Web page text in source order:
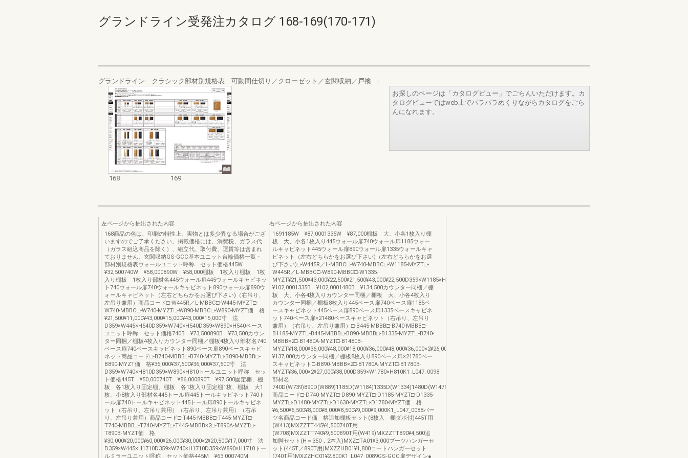
グランドライン受発注カタログ 168-169(170-171)
グランドライン クラシック部材別規格表 可動間仕切り／クローゼット／玄関収納／戸襖
168 169
お探しのページは「カタログビュー」でごらんいただけます。カ
タログビューではweb上でパラパラめくりながらカタログをごら
んになれます。
左ページから抽出された内容
168商品の色は、印刷の特性上、実物とは多少異なる場合がござ
いますのでご了承ください。掲載価格には、消費税、ガラス代
（ガラス組込商品を除く）、組立代、取付費、運賃等は含まれ
ておりません。玄関収納GS-GCC基本ユニット台輪価格一覧・
部材別規格表ウォールユニット呼称 セット価格445W
¥32,500740W ¥58,000890W ¥58,000棚板 1枚入り棚板 1枚
入り棚板 1枚入り部材名445ウォール扉445ウォールキャビネッ
ト740ウォール扉740ウォールキャビネット890ウォール扉890ウ
ォールキャビネット（左右どちらかをお選び下さい)（右吊り、
左吊り兼用）商品コード□-W445R／L-MBBC□-W445-MYZT□-
W740-MBBC□-W740-MYZT□-W890-MBBC□-W890-MYZT価 格
¥21,500¥11,000¥43,000¥15,000¥43,000¥15,000寸 法
D359×W445×H540D359×W740×H540D359×W890×H540ベース
ユニット呼称 セット価格740B ¥73,500890B ¥73,500カウン
ター同梱／棚板4枚入りカウンター同梱／棚板4枚入り部材名740
ベース扉740ベースキャビネット890ベース扉890ベースキャビ
ネット商品コード□-B740-MBBB□-B740-MYZT□-B890-MBBB□-
B890-MYZT価 格¥36,000¥37,500¥36,000¥37,500寸 法
D359×W740×H810D359×W890×H810トールユニット呼称 セッ
ト価格445T ¥50,000740T ¥86,000890T ¥97,500固定棚、棚
板 各1枚入り固定棚、棚板 各1枚入り固定棚1枚、棚板 大1
枚、小8枚入り部材名445トール扉445トールキャビネット740ト
ール扉740トールキャビネット445トール扉890トールキャビネ
ット（右吊り、左吊り兼用）（右吊り、左吊り兼用）（右吊
り、左吊り兼用）商品コード□-T445-MBBB□-T445-MYZT□-
T740-MBBB□-T740-MYZT□-T445-MBBB×2□-T890A-MYZT□-
T890B-MYZT価 格
¥30,000¥20,000¥60,000¥26,000¥30,000×2¥20,500¥17,000寸 法
D359×W445×H1710D359×W740×H1710D359×W890×H1710トー
ルミラーユニット呼称 セット価格445M ¥63,000740M
右ページから抽出された内容
1691185W ¥87,0001335W ¥87,000棚板 大、小各1枚入り棚
板 大、小各1枚入り445ウォール扉740ウォール扉1185ウォー
ルキャビネット445ウォール扉890ウォール扉1335ウォールキャ
ビネット（左右どちらかをお選び下さい)（左右どちらかをお選
び下さい)□-W445R／L-MBBC□-W740-MBBC□-W1185-MYZT□-
W445R／L-MBBC□-W890-MBBC□-W1335-
MYZT¥21,500¥43,000¥22,500¥21,500¥43,000¥22,500D359×W1185×H540D359×W1335×H540K1_L047_00971185B
¥102,0001335B ¥102,0001480B ¥134,500カウンター同梱／棚
板 大、小各4枚入りカウンター同梱／棚板 大、小各4枚入り
カウンター同梱／棚板8枚入り445ベース扉740ベース扉1185ベ
ースキャビネット445ベース扉890ベース扉1335ベースキャビネ
ット740ベース扉×21480ベースキャビネット（右吊り、左吊り
兼用）（右吊り、左吊り兼用）□-B445-MBBB□-B740-MBBB□-
B1185-MYZT□-B445-MBBB□-B890-MBBB□-B1335-MYZT□-B740-
MBBB×2□-B1480A-MYZT□-B1480B-
MYZT¥18,000¥36,000¥48,000¥18,000¥36,000¥48,000¥36,000×2¥26,000¥36,500D359×W1185×H810D359×W1335×H810D359×W1480×H8101780B
¥137,000カウンター同梱／棚板8枚入り890ベース扉×21780ベー
スキャビネット□-B890-MBBB×2□-B1780A-MYZT□-B1780B-
MYZT¥36,000×2¥27,000¥38,000D359×W1780×H810K1_L047_0098
部材名
740D(W739)890D(W889)1185D(W1184)1335D(W1334)1480D(W1479)1630D(W1629)1780D(W1779)
商品コード□-D740-MYZT□-D890-MYZT□-D1185-MYZT□-D1335-
MYZT□-D1480-MYZT□-D1630-MYZT□-D1780-MYZT価 格
¥6,500¥6,500¥8,000¥8,000¥8,500¥9,000¥9,000K1_L047_0088パー
ツ名商品コード価 格追加棚板セット(8枚入 棚ダボ付)445T用
(W413)MXZZTT445¥4,500740T用
(W708)MXZZTT740¥9,500890T用(W419)MXZZTT890¥4,500追
加脚セット(H＝350，2本入)MXZ□TA01¥3,000ブーツハンガーセ
ット(445T／890T用)MXZZHB01¥1,800コートハンガーセット
(740T用)MXZZHC01¥2,800K1_L047_0089GS-GCC扉デザイン●